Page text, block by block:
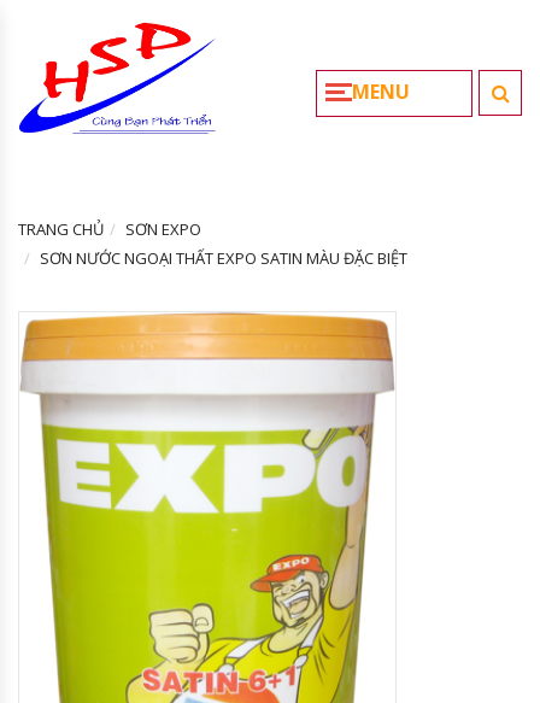
MENU
TRANG CHỦ
SƠN EXPO
SƠN NƯỚC NGOẠI THẤT EXPO SATIN MÀU ĐẶC BIỆT